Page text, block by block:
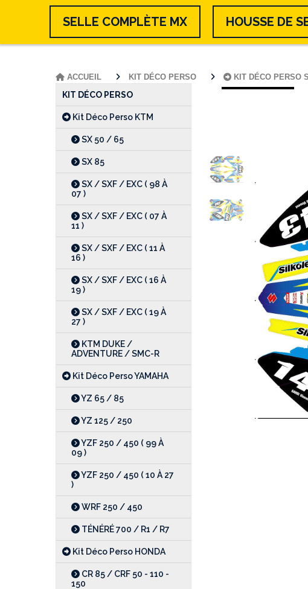
SELLE COMPLÈTE MX HOUSSE DE
KIT DÉCO PERSO
Kit Déco Perso KTM
SX 50 / 65
SX 85
SX / SXF / EXC ( 98 À
07 )
SX / SXF / EXC ( 07 À
11 )
SX / SXF / EXC ( 11 À
16 )
SX / SXF / EXC ( 16 À
19 )
SX / SXF / EXC ( 19 À
27 )
KTM DUKE /
ADVENTURE / SMC-R
Kit Déco Perso YAMAHA
YZ 65 / 85
YZ 125 / 250
YZF 250 / 450 ( 99 À
09 )
YZF 250 / 450 ( 10 À 27
)
WRF 250 / 450
TÉNÉRÉ 700 / R1 / R7
Kit Déco Perso HONDA
CR 85 / CRF 50 - 110 -
150
ACCUEIL KIT DÉCO PERSO KIT DÉCO PERSO